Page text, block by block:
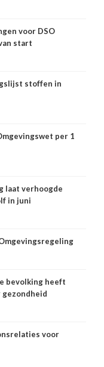
voor DSO
start
stoffen in
per 1
laat verhoogde
in juni
bevolking heeft
voor